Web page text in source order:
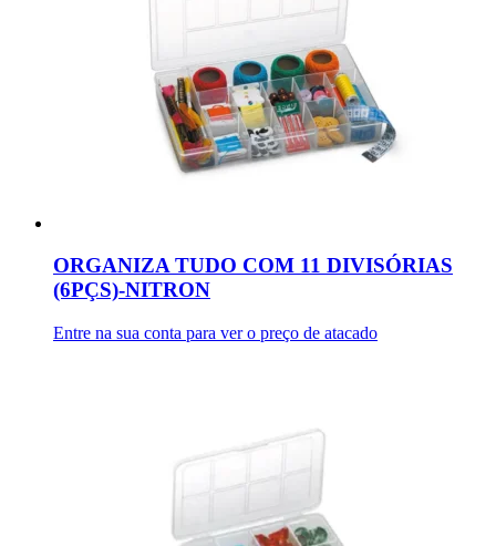
ORGANIZA TUDO COM 11 DIVISÓRIAS
(6PÇS)-NITRON
Entre na sua conta para ver o preço de atacado